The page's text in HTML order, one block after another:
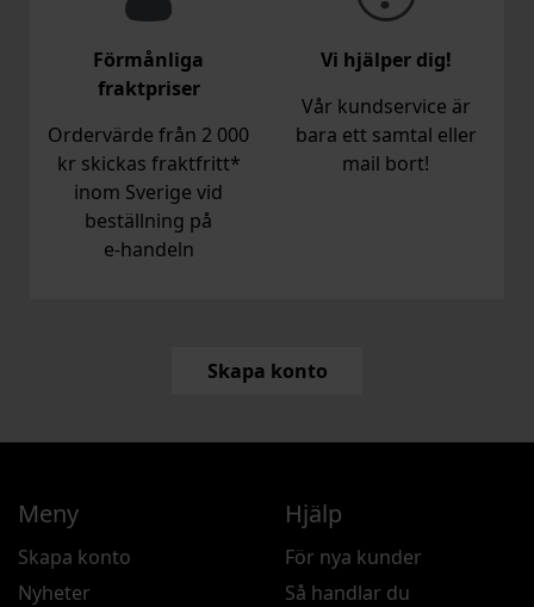
Förmånliga
fraktpriser
Ordervärde från 2 000
kr skickas fraktfritt*
inom Sverige vid
beställning på
e‑handeln
Vi hjälper dig!
Vår kundservice är
bara ett samtal eller
mail bort!
Skapa konto
Meny
Skapa konto
Nyheter
Hjälp
För nya kunder
Så handlar du